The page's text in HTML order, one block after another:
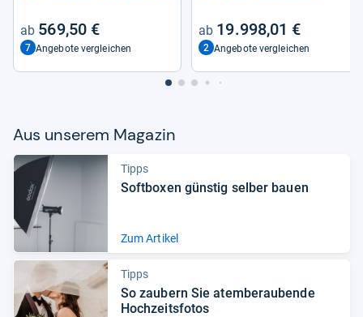
569,50 €
7 Angebote vergleichen
19.998,01 €
2 Angebote vergleichen
Aus unse­rem Maga­zin
Tipps
Soft­bo­xen güns­tig sel­ber bauen
Zum Artikel
Tipps
So zau­bern Sie atem­be­rau­bende
Hoch­zeits­fo­tos